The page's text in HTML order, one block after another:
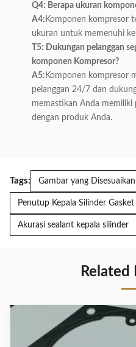
Q4: Berapa ukuran
A4: Komponen kompresor
ukuran untuk memenuhi
T5: Dukungan pelanggan
komponen Kompresor?
A5: Komponen kompresor
pelanggan 24/7 dan
memastikan Anda memiliki
dengan produk Anda.
Tags: Gambar yang
Penutup Kepala Silinder
Akurasi sealant kepala silinder